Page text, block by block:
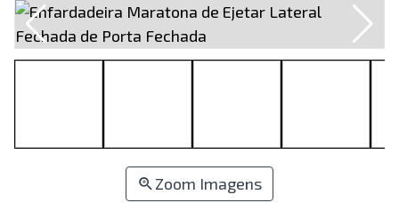
Zoom Imagens